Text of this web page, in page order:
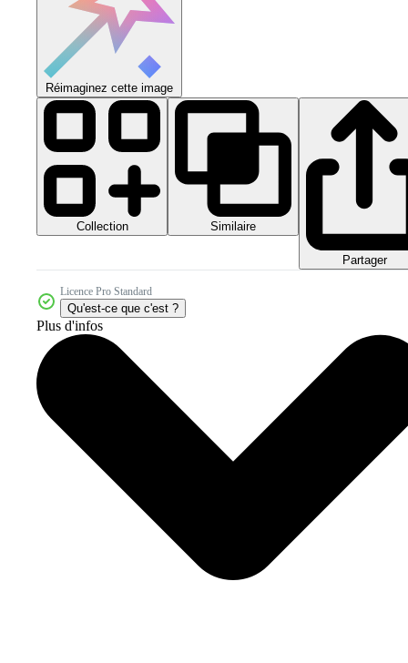
Réimaginez cette image
Collection Similaire
Partager
Licence Pro Standard
Qu'est-ce que c'est ?
Plus d'infos